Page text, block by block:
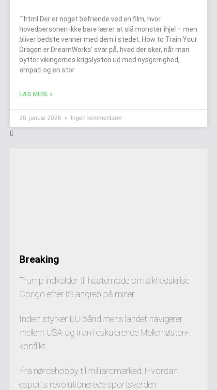
“`html Der er noget befriende ved en film, hvor
hovedpersonen ikke bare lærer at slå monster ihjel – men
bliver bedste venner med dem i stedet. How to Train Your
Dragon er DreamWorks’ svar på, hvad der sker, når man
bytter vikingernes krigslysten ud med nysgerrighed,
empati og en stor
LÆS MERE »
28. januar 2026 Ingen kommentarer
Breaking
Trump indkalder til hastemode om sikhedskrise i
Congo efter IS-angreb på miner
Indien styrker EU-bånd mens landet navigerer
mellem USA og Iran i eskalerende Mellemøsten-
konflikt
Fra nørdehobby til milliardmarked: Hvordan
esports revolutionerede sportsverden